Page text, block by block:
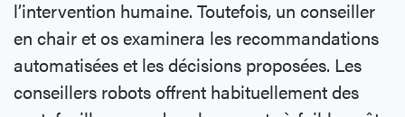
l’intervention humaine. Toutefois, un conseiller
en chair et os examinera les recommandations
automatisées et les décisions proposées. Les
conseillers robots offrent habituellement des